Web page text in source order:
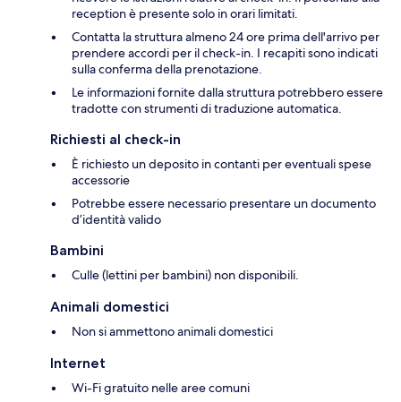
reception è presente solo in orari limitati.
Contatta la struttura almeno 24 ore prima dell'arrivo per
prendere accordi per il check-in. I recapiti sono indicati
sulla conferma della prenotazione.
Le informazioni fornite dalla struttura potrebbero essere
tradotte con strumenti di traduzione automatica.
Richiesti al check-in
È richiesto un deposito in contanti per eventuali spese
accessorie
Potrebbe essere necessario presentare un documento
d’identità valido
Bambini
Culle (lettini per bambini) non disponibili.
Animali domestici
Non si ammettono animali domestici
Internet
Wi-Fi gratuito nelle aree comuni